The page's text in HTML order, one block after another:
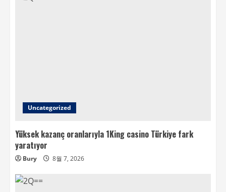
Uncategorized
Yüksek kazanç oranlarıyla 1King casino Türkiye fark
yaratıyor
Bury 8월 7, 2026